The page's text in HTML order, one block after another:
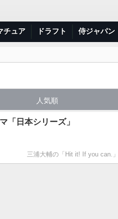
チュア ドラフト 侍ジャパン
人気順
日本シリーズ」
三浦大輔の「Hit it! If you can.」